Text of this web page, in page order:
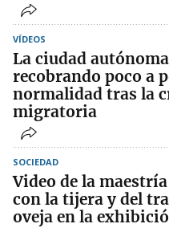
VÍDEOS
La ciudad
recobrando poco a
normalidad tras la
migratoria
SOCIEDAD
Video de la
con la tijera y del
oveja en la